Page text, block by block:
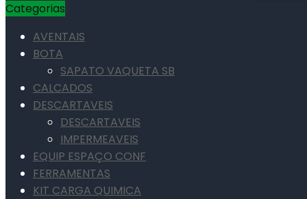
Categorias
AVENTAIS
BOTA
SAPATO VAQUETA SB
CALCADOS
DESCARTAVEIS
DESCARTAVEIS
IMPERMEAVEIS
EQUIP ESPAÇO CONF
FERRAMENTAS
KIT CARGA QUIMICA